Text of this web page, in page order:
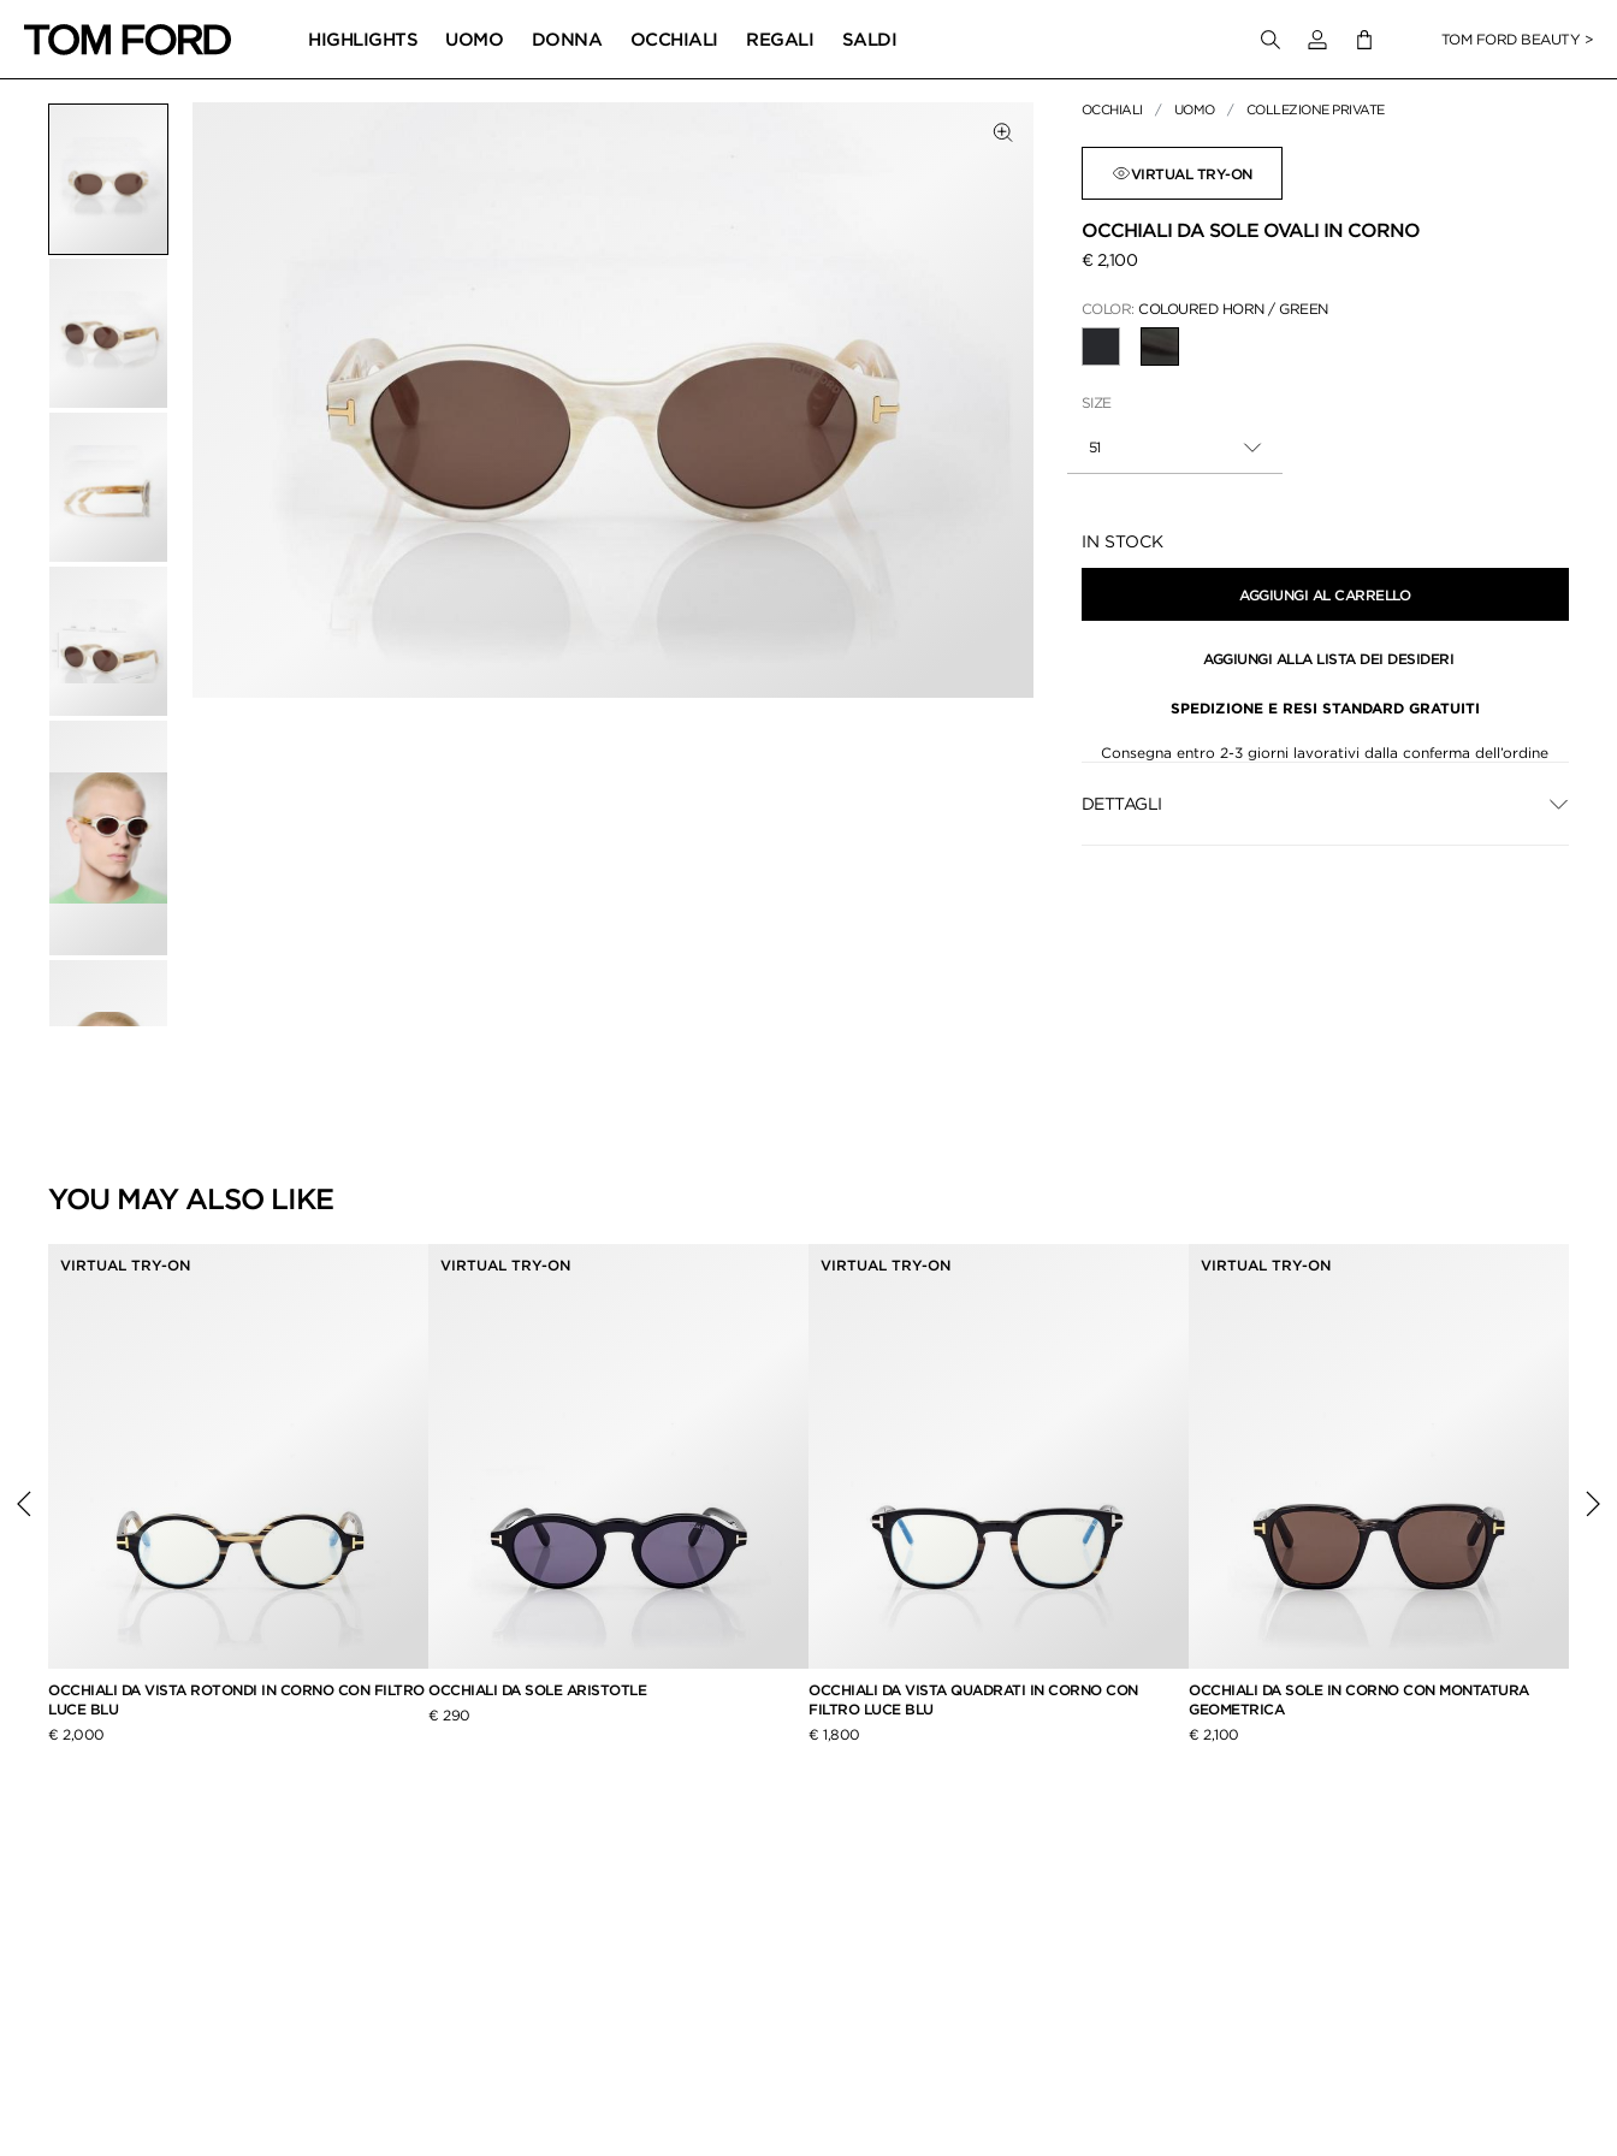
HIGHLIGHTS UOMO DONNA OCCHIALI REGALI SALDI Accedi al tuo accountTOM FORD BEAUTY >
OCCHIALI UOMO COLLEZIONE PRIVATE
VIRTUAL TRY-ON
OCCHIALI DA SOLE OVALI IN CORNO
€ 2,100
COLOR:COLOURED HORN / GREEN
SELEZIONATO(A)(E)(I)
SIZE
51
Disponibilità:
IN STOCK
AGGIUNGI AL CARRELLO
AGGIUNGI ALLA LISTA DEI DESIDERI
SPEDIZIONE E RESI STANDARD GRATUITI
Consegna entro 2-3 giorni lavorativi dalla conferma dell’ordine
DETTAGLI
YOU MAY ALSO LIKE
VIRTUAL TRY-ON
OCCHIALI DA VISTA ROTONDI IN CORNO CON FILTRO
LUCE BLU
€ 2,000
VIRTUAL TRY-ON
OCCHIALI DA SOLE ARISTOTLE
€ 290
VIRTUAL TRY-ON
OCCHIALI DA VISTA QUADRATI IN CORNO CON
FILTRO LUCE BLU
€ 1,800
VIRTUAL TRY-ON
OCCHIALI DA SOLE IN CORNO CON MONTATURA
GEOMETRICA
€ 2,100